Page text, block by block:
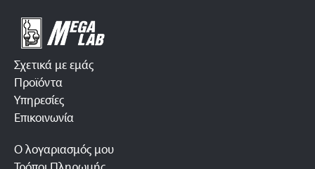
Σχετικά με εμάς
Προϊόντα
Υπηρεσίες
Επικοινωνία
Ο λογαριασμός μου